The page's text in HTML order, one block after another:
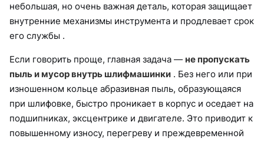
небольшая, но очень важная деталь, которая защищает
внутренние механизмы инструмента и продлевает срок
его службы .
Если говорить проще, главная задача — не пропускать
пыль и мусор внутрь шлифмашинки . Без него или при
изношенном кольце абразивная пыль, образующаяся
при шлифовке, быстро проникает в корпус и оседает на
подшипниках, эксцентрике и двигателе. Это приводит к
повышенному износу, перегреву и преждевременной